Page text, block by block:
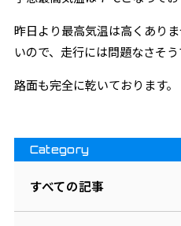
昨日より最高気温は高くあり
いので、走行には問題なさそう
路面も完全に乾いております。
Category
すべての記事